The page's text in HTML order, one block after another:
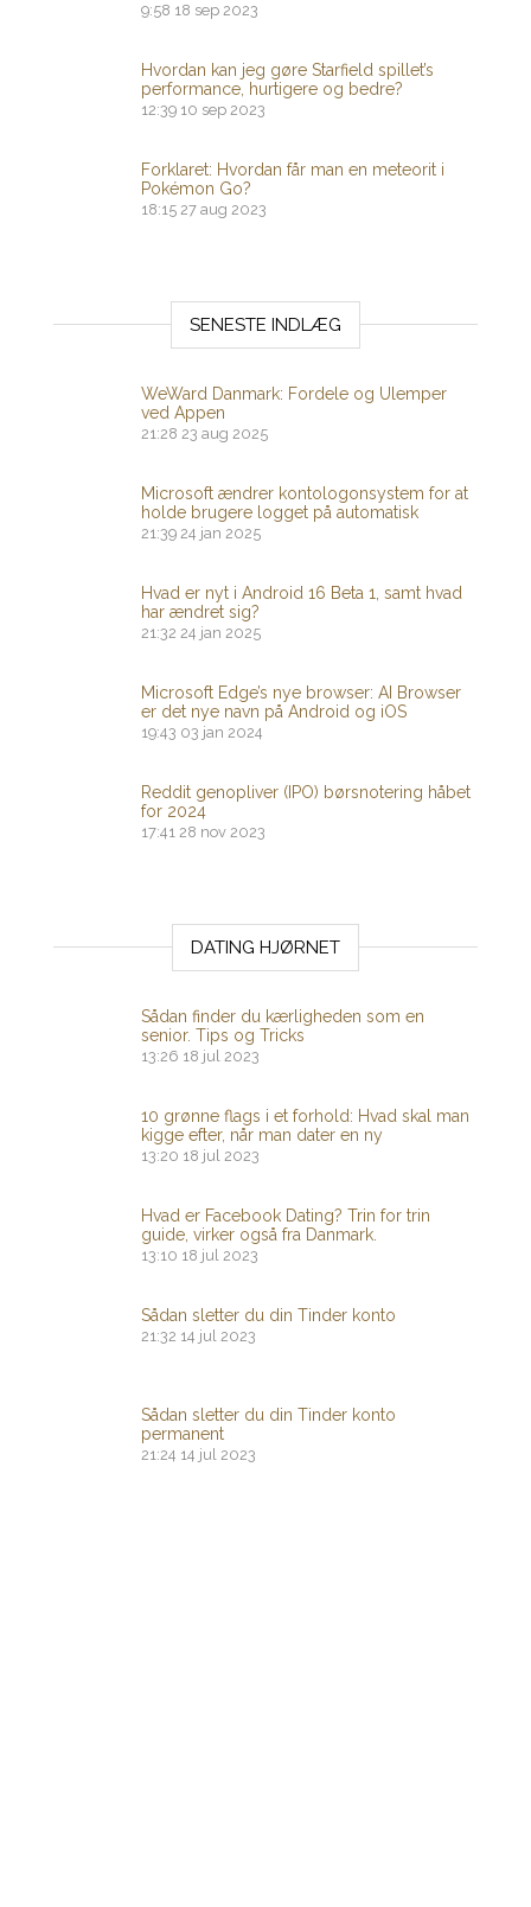
9:58 18 sep 2023
Hvordan kan jeg gøre Starfield spillet’s
performance, hurtigere og bedre?
12:39 10 sep 2023
Forklaret: Hvordan får man en meteorit i
Pokémon Go?
18:15 27 aug 2023
SENESTE INDLÆG
WeWard Danmark: Fordele og Ulemper
ved Appen
21:28 23 aug 2025
Microsoft ændrer kontologonsystem for at
holde brugere logget på automatisk
21:39 24 jan 2025
Hvad er nyt i Android 16 Beta 1, samt hvad
har ændret sig?
21:32 24 jan 2025
Microsoft Edge’s nye browser: AI Browser
er det nye navn på Android og iOS
19:43 03 jan 2024
Reddit genopliver (IPO) børsnotering håbet
for 2024
17:41 28 nov 2023
DATING HJØRNET
Sådan finder du kærligheden som en
senior. Tips og Tricks
13:26 18 jul 2023
10 grønne flags i et forhold: Hvad skal man
kigge efter, når man dater en ny
13:20 18 jul 2023
Hvad er Facebook Dating? Trin for trin
guide, virker også fra Danmark.
13:10 18 jul 2023
Sådan sletter du din Tinder konto
21:32 14 jul 2023
Sådan sletter du din Tinder konto
permanent
21:24 14 jul 2023